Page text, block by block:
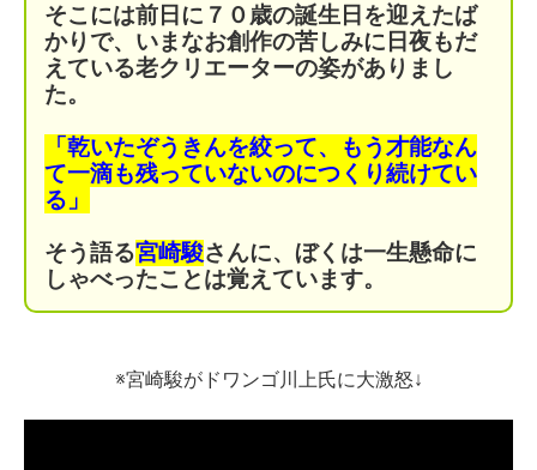
そこには前日に７０歳の誕生日を迎えたば
かりで、 いまなお創作の苦しみに 日夜もだ
えている老クリエーターの姿がありまし
た。
「乾いたぞうきんを絞って、
もう才能なん
て一滴も残っていないのにつくり続けてい
る」
そう語る宮崎駿さんに、 ぼくは一生懸命に
しゃべったことは覚えています。
※宮崎駿がドワンゴ川上氏に大激怒↓